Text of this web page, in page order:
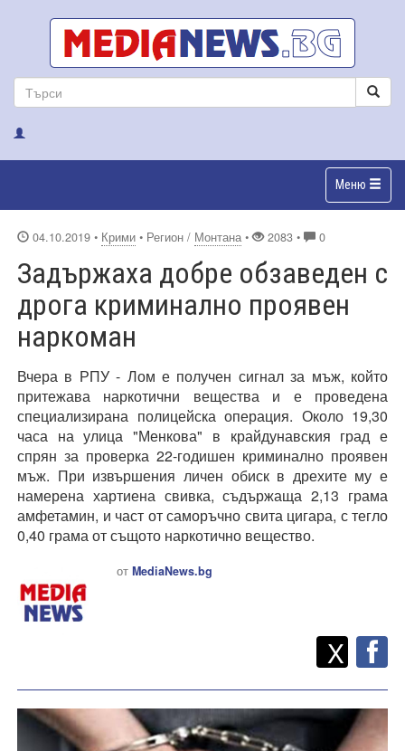
Меню
04.10.2019 • Крими • Регион / Монтана • 2083 • 0
Задържаха добре обзаведен с
дрога криминално проявен
наркоман
Вчера в РПУ - Лом е получен сигнал за мъж, който
притежава наркотични вещества и е проведена
специализирана полицейска операция. Около 19,30
часа на улица "Менкова" в крайдунавския град е
спрян за проверка 22-годишен криминално проявен
мъж. При извършения личен обиск в дрехите му е
намерена хартиена свивка, съдържаща 2,13 грама
амфетамин, и част от саморъчно свита цигара, с тегло
0,40 грама от същото наркотично вещество.
от MediaNews.bg
Споделете
X